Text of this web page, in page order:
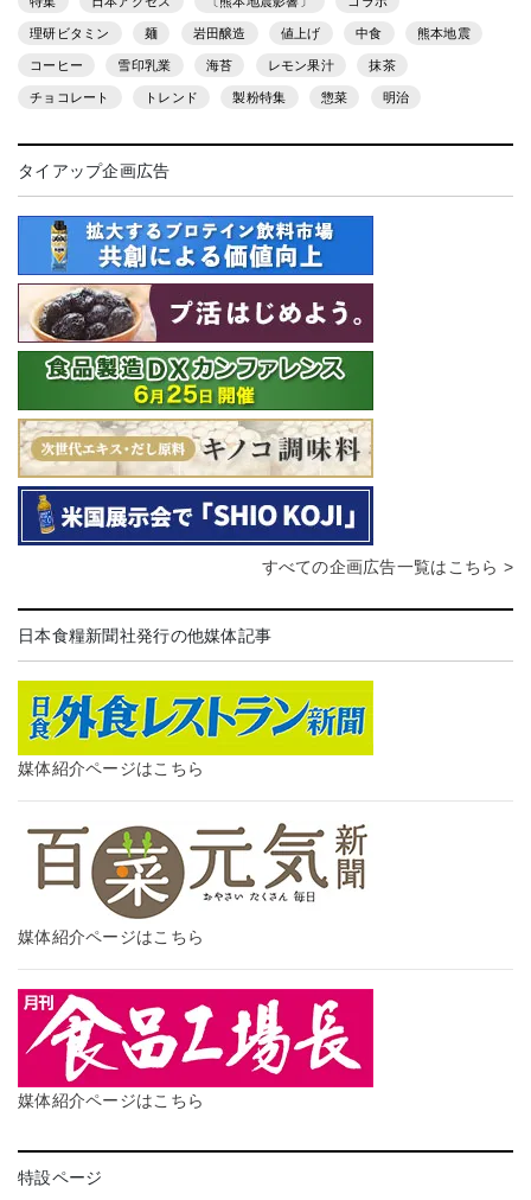
理研ビタミン 麺 岩田醸造 値上げ 中食 熊本地震
コーヒー 雪印乳業 海苔 レモン果汁 抹茶
チョコレート トレンド 製粉特集 惣菜 明治
タイアップ企画広告
すべての企画広告一覧はこちら >
日本食糧新聞社発行の他媒体記事
媒体紹介ページはこちら
媒体紹介ページはこちら
媒体紹介ページはこちら
特設ページ